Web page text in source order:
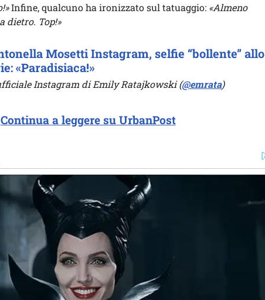
Infine, qualcuno ha ironizzato sul tatuaggio: «Almeno
dietro. Top!»
Mosetti Instagram, selfie “bollente” allo
«Paradisiaca!»
Instagram di Emily Ratajkowski (@emrata)
Continua a leggere su UrbanPost